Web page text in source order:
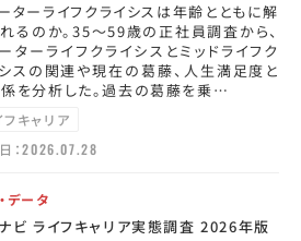
ターライフクライシスは年齢とともに解
るのか。35～59歳の正社員調査から、
ターライフクライシスとミッドライフク
スの関連や現在の葛藤、人生満足度と
を分析した。過去の葛藤を乗…
フキャリア
：2026.07.28
データ
ビ ライフキャリア実態調査 2026年版